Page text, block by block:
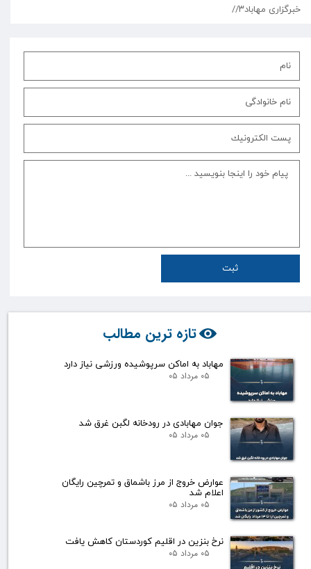
خبرگزاری مهاباد۳//
تازه ترین مطالب
مهاباد به اماکن سرپوشیده ورزشی نیاز دارد
۰۵ مرداد ۰۵
جوان مهابادی در رودخانه لگبن غرق شد
۰۵ مرداد ۰۵
عوارض خروج از مرز باشماق و تمرچین رایگان
اعلام شد
۰۵ مرداد ۰۵
نرخ بنزین در اقلیم کوردستان کاهش یافت
۰۵ مرداد ۰۵
ثبت